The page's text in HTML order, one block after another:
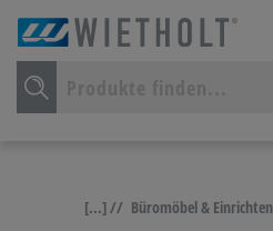
[...] // Büromöbel & Einrichten